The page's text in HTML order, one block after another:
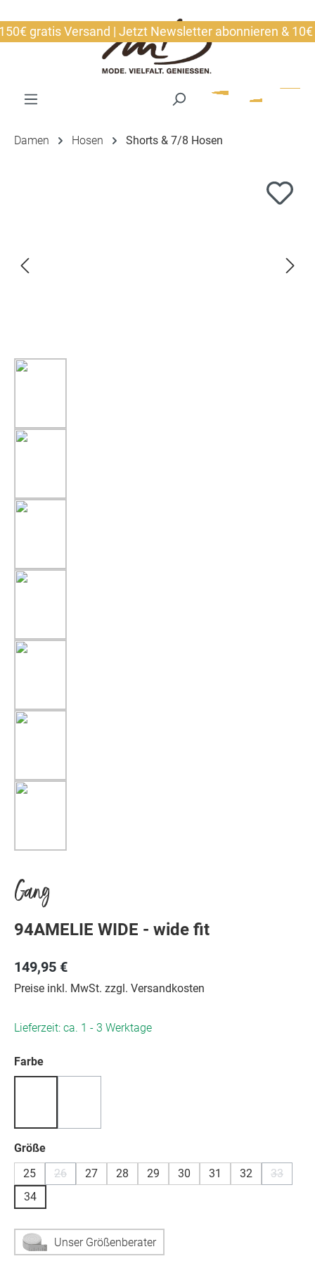
gratis Versand | Jetzt Newsletter abonnieren & 10€
Damen Hosen Shorts & 7/8 Hosen
Gang
94AMELIE WIDE - wide fit
149,95 €
Preise inkl. MwSt. zzgl. Versandkosten
Lieferzeit: ca. 1 - 3 Werktage
Farbeauswählen
Größeauswählen
25
26
(Diese Option ist zurzeit nicht verfügbar.)
27 28 29 30 31 32 33
(Diese
34
Unser Größenberater